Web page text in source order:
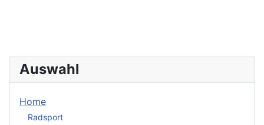
Auswahl
Home
Radsport